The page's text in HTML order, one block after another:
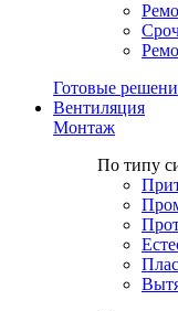
Готовые
Вентиляция
Монтаж
По типу